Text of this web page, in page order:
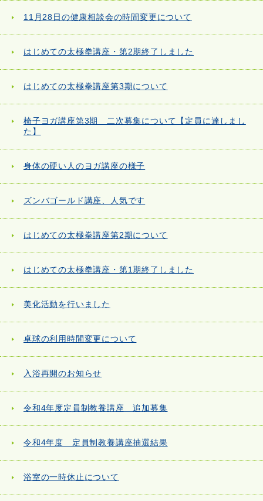
11月28日の健康相談会の時間変更について
はじめての太極拳講座・第2期終了しました
はじめての太極拳講座第3期について
椅子ヨガ講座第3期 二次募集について【定員に達しまし
た】
身体の硬い人のヨガ講座の様子
ズンバゴールド講座、人気です
はじめての太極拳講座第2期について
はじめての太極拳講座・第1期終了しました
美化活動を行いました
卓球の利用時間変更について
入浴再開のお知らせ
令和4年度定員制教養講座 追加募集
令和4年度 定員制教養講座抽選結果
浴室の一時休止について